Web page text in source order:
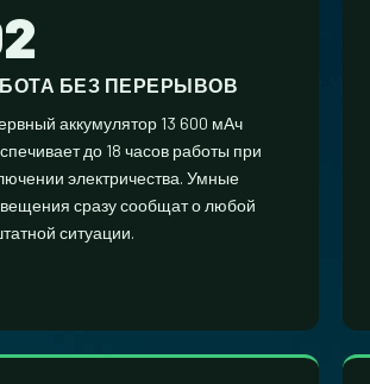
БЕЗ ПЕРЕРЫВОВ
аккумулятор 13 600 мАч
до 18 часов работы при
электричества. Умные
сразу сообщат о любой
ситуации.